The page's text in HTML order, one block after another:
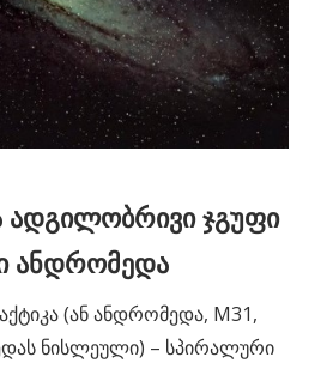
ადგილობრივი ჯგუფი
ანდრომედა
(ან ანდრომედა, M31,
ნისლეული) – სპირალური